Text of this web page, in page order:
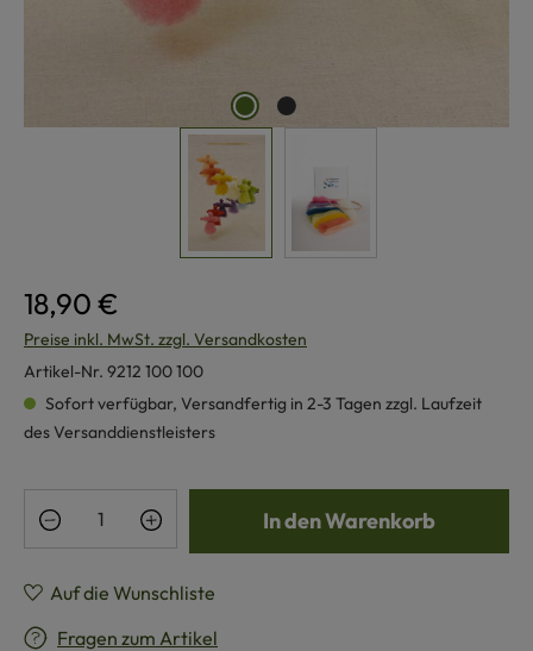
18,90 €
Preise inkl. MwSt. zzgl. Versandkosten
Artikel-Nr. 9212 100 100
Sofort verfügbar, Versandfertig in 2-3 Tagen zzgl. Laufzeit
des Versanddienstleisters
Produkt Anzahl: Gib den gewünschten
In den Warenkorb
Auf die Wunschliste
Fragen zum Artikel